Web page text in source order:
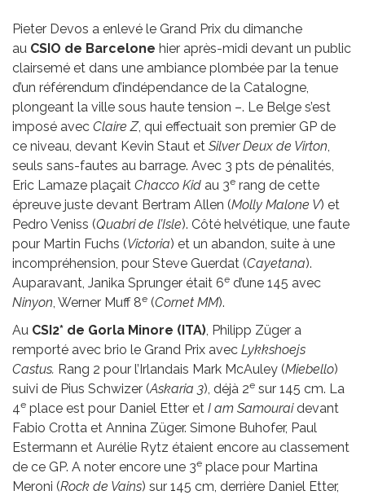
Pieter Devos a enlevé le Grand Prix du dimanche
au CSIO de Barcelone hier après-midi devant un public
clairsemé et dans une ambiance plombée par la tenue
d’un référendum d’indépendance de la Catalogne,
plongeant la ville sous haute tension –. Le Belge s’est
imposé avec Claire Z, qui effectuait son premier GP de
ce niveau, devant Kevin Staut et Silver Deux de Virton
seuls sans-fautes au barrage. Avec 3 pts de pénalités,
Eric Lamaze plaçait Chacco Kid au 3e rang de cette
épreuve juste devant Bertram Allen (Molly Malone V) et
Pedro Veniss (Quabri de l’Isle). Côté helvétique, une faute
pour Martin Fuchs (Victoria) et un abandon, suite à une
incompréhension, pour Steve Guerdat (Cayetana).
Auparavant, Janika Sprunger était 6e d’une 145 avec
Ninyon , Werner Muff 8e (Cornet MM).
Au CSI2* de Gorla Minore (ITA) , Philipp Züger a
remporté avec brio le Grand Prix avec Lykkshoejs
Castus. Rang 2 pour l’Irlandais Mark McAuley (Miebello)
suivi de Pius Schwizer (Askaria 3), déjà 2e sur 145 cm. La
4e place est pour Daniel Etter et I am Samouraidevant
Fabio Crotta et Annina Züger. Simone Buhofer, Paul
Estermann et Aurélie Rytz étaient encore au classement
de ce GP. A noter encore une 3e place pour Martina
Meroni (Rock de Vains) sur 145 cm, derrière Daniel Etter,